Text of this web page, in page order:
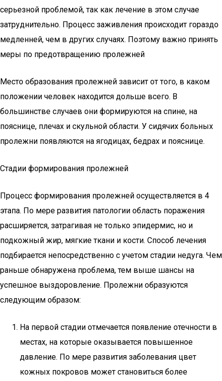
серьезной проблемой, так как лечение в этом случае
затруднительно. Процесс заживления происходит гораздо
медленней, чем в других случаях. Поэтому важно принять
меры по предотвращению пролежней
Место образования пролежней зависит от того, в каком
положении человек находится дольше всего. В
большинстве случаев они формируются на спине, на
пояснице, плечах и скульной области. У сидячих больных
пролежни появляются на ягодицах, бедрах и пояснице.
Стадии формирования пролежней
Процесс формирования пролежней осуществляется в 4
этапа. По мере развития патологии область поражения
расширяется, затрагивая не только эпидермис, но и
подкожный жир, мягкие ткани и кости. Способ лечения
подбирается непосредственно с учетом стадии недуга. Чем
раньше обнаружена проблема, тем выше шансы на
успешное выздоровление. Пролежни образуются
следующим образом:
На первой стадии отмечается появление отечности в
местах, на которые оказывается повышенное
давление. По мере развития заболевания цвет
кожных покровов может становиться более